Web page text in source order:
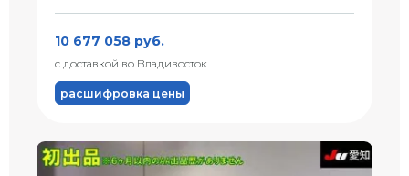
10 677 058 руб.
с доставкой во Владивосток
расшифровка цены